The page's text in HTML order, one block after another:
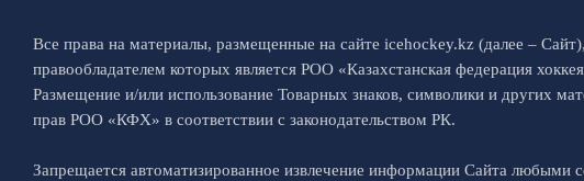
Все права на материалы, размещенные на сайте icehockey.kz (далее –
правообладателем которых является РОО «Казахстанская федерация
Размещение и/или использование Товарных знаков, символики и других
прав РОО «КФХ» в соответствии с законодательством РК.
Запрещается автоматизированное извлечение информации Сайта